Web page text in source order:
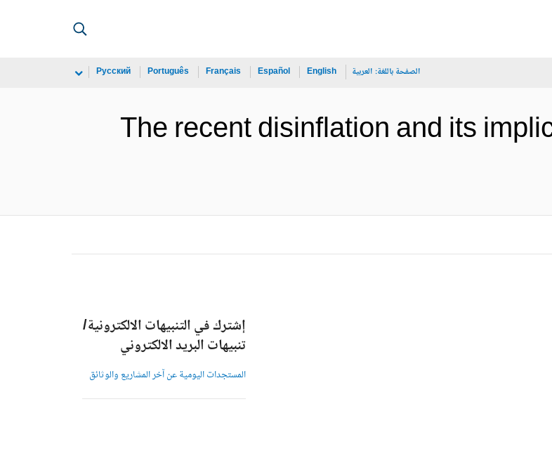
الصفحة باللغة: العربية English
Español
Français
Português
Русский
The recent disinflation and its
إشترك في التنبيهات الالكترونية/
تنبيهات البريد الالكتروني
المستجدات اليومية عن آخر المشاريع والوثائق